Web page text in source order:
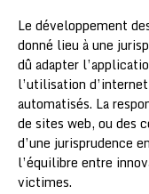
Le développement
donné lieu à une
dû adapter
l’utilisation
automatisés. La
de sites web, ou des
d’une jurisprudence
l’équilibre entre
victimes.